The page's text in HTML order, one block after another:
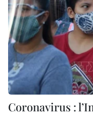
Coronavirus :